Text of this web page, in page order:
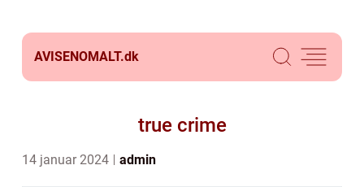
AVISENOMALT.dk
true crime
14 januar 2024 admin